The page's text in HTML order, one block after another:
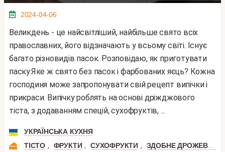
2024-04-06
Великдень - це найсвітліший, найбільше свято всіх
православних, його відзначають у всьому світі. Існує
багато різновидів пасок. Розповідаю, як приготувати
паску.Яке ж свято без пасок і фарбованих яєць? Кожна
господиня може запропонувати свій рецепт випічки і
прикраси. Випічку роблять на основі дріжджового
тіста, з додаванням спецій, сухофруктів, ...
УКРАЇНСЬКА КУХНЯ
ТІСТО , ФРУКТИ , СУХОФРУКТИ ,
ЗДОБНЕ ДРОЖЕВОЕ ТІСТО